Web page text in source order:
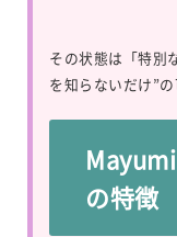
その状態は「特別
を知らないだけ”
の特徴